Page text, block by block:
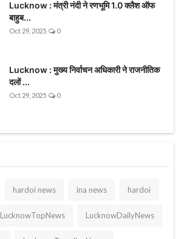
Lucknow : मंत्री नंदी ने रणभूमि 1.0 क्लैश ऑफ
बाहुब...
Oct 29, 2025 0
Lucknow : मुख्य निर्वाचन अधिकारी ने राजनीतिक
दलों ...
Oct 29, 2025 0
hardoi news ina news hardoi
LucknowTopNews LucknowDailyNews